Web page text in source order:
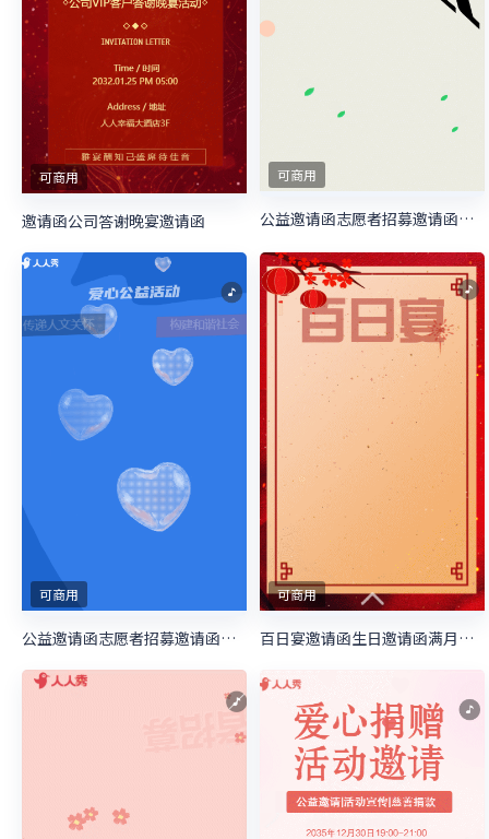
可商用
邀请函公司答谢晚宴邀请函
可商用
公益邀请函志愿者招募邀请函慈善活动邀请函
可商用
公益邀请函志愿者招募邀请函慈善活动邀请函
可商用
百日宴邀请函生日邀请函满月宴邀请函